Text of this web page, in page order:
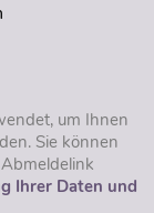
um Ihnen
Sie können
Ihrer Daten und